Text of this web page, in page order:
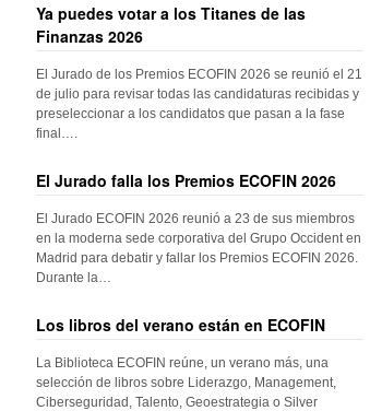
Ya puedes votar a los Titanes de las
Finanzas 2026
El Jurado de los Premios ECOFIN 2026 se reunió el 21
de julio para revisar todas las candidaturas recibidas y
preseleccionar a los candidatos que pasan a la fase
final….
El Jurado falla los Premios ECOFIN 2026
El Jurado ECOFIN 2026 reunió a 23 de sus miembros
en la moderna sede corporativa del Grupo Occident en
Madrid para debatir y fallar los Premios ECOFIN 2026.
Durante la…
Los libros del verano están en ECOFIN
La Biblioteca ECOFIN reúne, un verano más, una
selección de libros sobre Liderazgo, Management,
Ciberseguridad, Talento, Geoestrategia o Silver